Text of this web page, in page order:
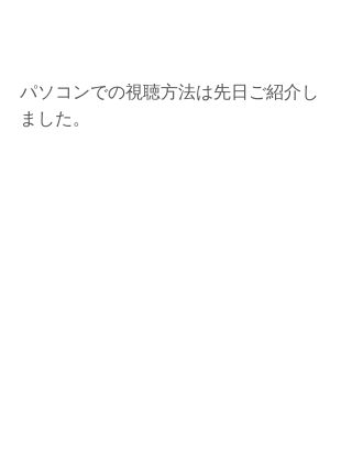
パソコンでの視聴方法は先日ご紹介し
ました。